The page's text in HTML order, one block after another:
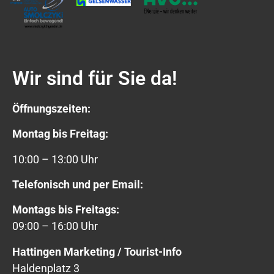
Wir sind für Sie da!
Öffnungszeiten:
Montag bis Freitag:
10:00 – 13:00 Uhr
Telefonisch und per Email:
Montags bis Freitags:
09:00 – 16:00 Uhr
Hattingen Marketing / Tourist-Info
Haldenplatz 3